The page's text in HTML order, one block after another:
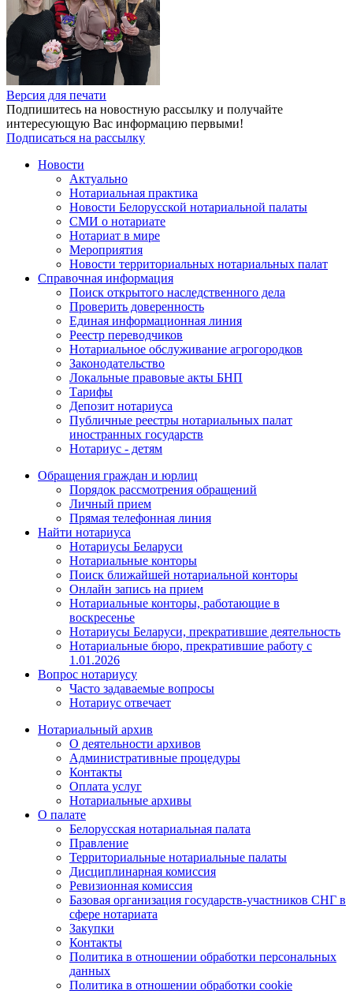
Версия для печати
Подпишитесь на новостную рассылку и получайте
интересующую Вас информацию первыми!
Подписаться на рассылку
Новости
Актуально
Нотариальная практика
Новости Белорусской нотариальной палаты
СМИ о нотариате
Нотариат в мире
Мероприятия
Новости территориальных нотариальных палат
Справочная информация
Поиск открытого наследственного дела
Проверить доверенность
Единая информационная линия
Реестр переводчиков
Нотариальное обслуживание агрогородков
Законодательство
Локальные правовые акты БНП
Тарифы
Депозит нотариуса
Публичные реестры нотариальных палат
иностранных государств
Нотариус - детям
Обращения граждан и юрлиц
Порядок рассмотрения обращений
Личный прием
Прямая телефонная линия
Найти нотариуса
Нотариусы Беларуси
Нотариальные конторы
Поиск ближайшей нотариальной конторы
Онлайн запись на прием
Нотариальные конторы, работающие в
воскресенье
Нотариусы Беларуси, прекратившие деятельность
Нотариальные бюро, прекратившие работу с
1.01.2026
Вопрос нотариусу
Часто задаваемые вопросы
Нотариус отвечает
Нотариальный архив
О деятельности архивов
Административные процедуры
Контакты
Оплата услуг
Нотариальные архивы
О палате
Белорусская нотариальная палата
Правление
Территориальные нотариальные палаты
Дисциплинарная комиссия
Ревизионная комиссия
Базовая организация государств-участников СНГ в
сфере нотариата
Закупки
Контакты
Политика в отношении обработки персональных
данных
Политика в отношении обработки cookie